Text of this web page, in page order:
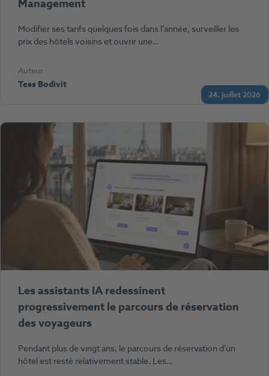
24. juillet 2026
Management
Modifier ses tarifs quelques fois dans l’année, surveiller les
prix des hôtels voisins et ouvrir une…
Auteur
Tess Bodivit
Les assistants IA redessinent
progressivement le parcours de réservation
des voyageurs
Pendant plus de vingt ans, le parcours de réservation d’un
hôtel est resté relativement stable. Les…